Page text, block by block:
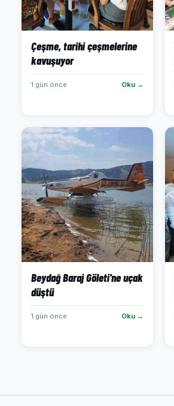
Çeşme, tarihi çeşmelerine
kavuşuyor
1 gün önce Oku →
Beydağ Baraj Göleti'ne uçak
düştü
1 gün önce Oku →